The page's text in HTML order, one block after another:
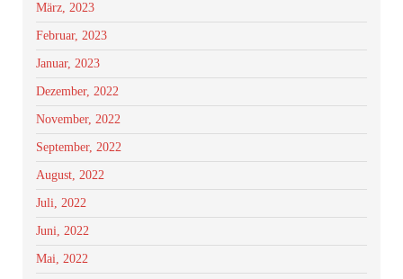
März, 2023
Februar, 2023
Januar, 2023
Dezember, 2022
November, 2022
September, 2022
August, 2022
Juli, 2022
Juni, 2022
Mai, 2022